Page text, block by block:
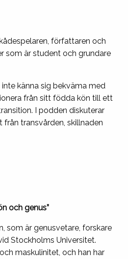
författaren och
som är student och grundare
känna sig bekväma med
från sitt födda kön till ett
I podden diskuterar
transvården, skillnaden
och genus”
som är genusvetare, forskare
Stockholms Universitet.
maskulinitet, och han har